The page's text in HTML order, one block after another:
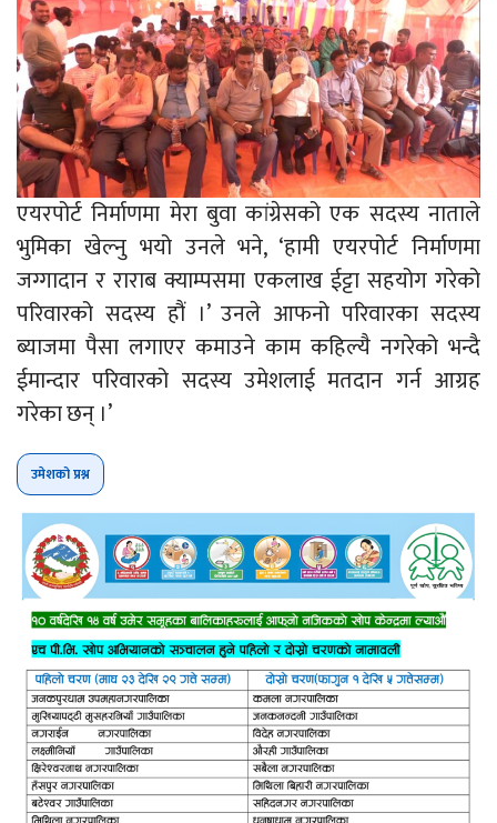
एयरपोर्ट निर्माणमा मेरा बुवा कांग्रेसको एक सदस्य नाताले
भुमिका खेल्नु भयो उनले भने, ‘हामी एयरपोर्ट निर्माणमा
जग्गादान र राराब क्याम्पसमा एकलाख ईट्टा सहयोग गरेको
परिवारको सदस्य हौं ।’ उनले आफनो परिवारका सदस्य
ब्याजमा पैसा लगाएर कमाउने काम कहिल्यै नगरेको भन्दै
ईमान्दार परिवारको सदस्य उमेशलाई मतदान गर्न आग्रह
गरेका छन् ।’
उमेशको प्रश्न